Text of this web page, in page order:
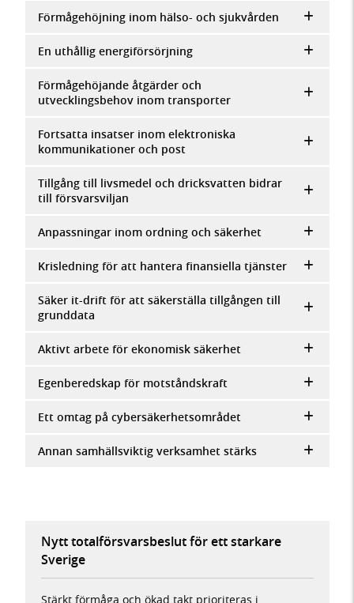
Förmågehöjning inom hälso- och sjukvården
En uthållig energiförsörjning
Förmågehöjande åtgärder och
utvecklingsbehov inom transporter
Fortsatta insatser inom elektroniska
kommunikationer och post
Tillgång till livsmedel och dricksvatten bidrar
till försvarsviljan
Anpassningar inom ordning och säkerhet
Krisledning för att hantera finansiella tjänster
Säker it-drift för att säkerställa tillgången till
grunddata
Aktivt arbete för ekonomisk säkerhet
Egenberedskap för motståndskraft
Ett omtag på cybersäkerhetsområdet
Annan samhällsviktig verksamhet stärks
Nytt totalförsvarsbeslut för ett starkare
Sverige
Stärkt förmåga och ökad takt prioriteras i